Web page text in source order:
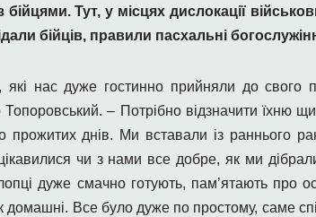
Тут, у місцях дислокації
бійців, правили пасхальні
які нас дуже гостинно прийняли до
– Потрібно відзначити їхню
прожитих днів. Ми вставали із раннього
чи з нами все добре, як ми
дуже смачно готують, пам’ятають про
домашні. Все було дуже по простому, саме